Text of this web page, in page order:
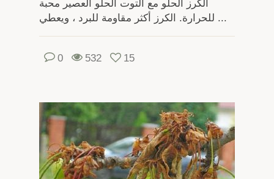
الكرز الحلو مع التوت الحلو العصير محبة
للحرارة. الكرز أكثر مقاومة للبرد ، ويعطي ...
0 532 15